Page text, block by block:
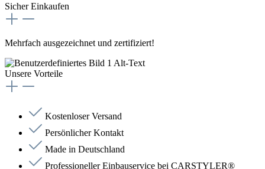
Sicher Einkaufen
Mehrfach ausgezeichnet und zertifiziert!
Unsere Vorteile
Kostenloser Versand
Persönlicher Kontakt
Made in Deutschland
Professioneller Einbauservice bei CARSTYLER®